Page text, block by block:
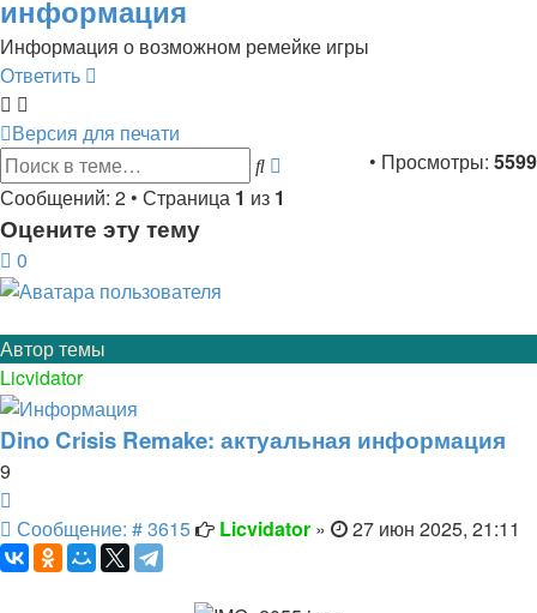
информация
Информация о возможном ремейке игры
Ответить
Версия для печати
• Просмотры: 5599
ПоискРасширенный
поиск
Сообщений: 2 • Страница 1 из 1
Оцените эту тему
0
Автор темы
Licvidator
Dino Crisis Remake: актуальная информация
9
Сообщение: # 3615Сообщение
Licvidator » 27 июн 2025, 21:11